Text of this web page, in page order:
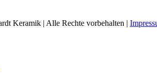
Keramik | Alle Rechte vorbehalten |